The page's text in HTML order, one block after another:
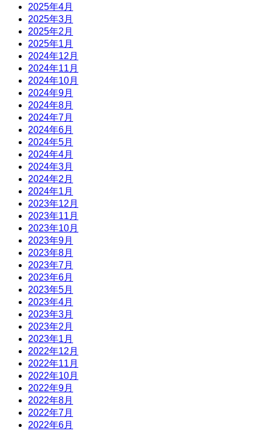
2025年4月
2025年3月
2025年2月
2025年1月
2024年12月
2024年11月
2024年10月
2024年9月
2024年8月
2024年7月
2024年6月
2024年5月
2024年4月
2024年3月
2024年2月
2024年1月
2023年12月
2023年11月
2023年10月
2023年9月
2023年8月
2023年7月
2023年6月
2023年5月
2023年4月
2023年3月
2023年2月
2023年1月
2022年12月
2022年11月
2022年10月
2022年9月
2022年8月
2022年7月
2022年6月